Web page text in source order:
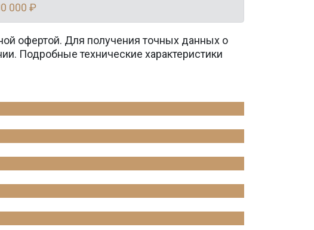
000 ₽
офертой. Для получения точных данных о
Подробные технические характеристики